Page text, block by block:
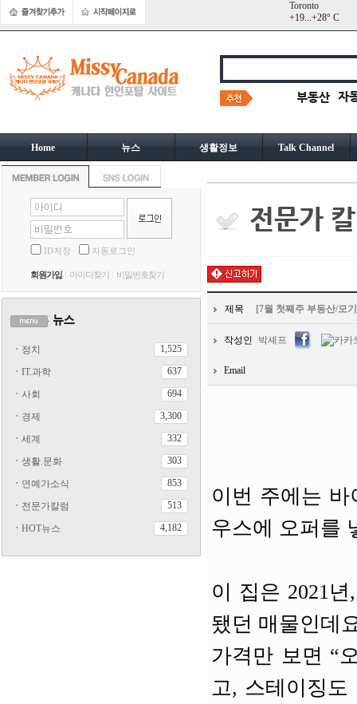
Toronto
+19...+28° C
Home 뉴스 생활정보 Talk Channel
ID저장 자동로그인
회원가입 아이디찾기 비밀번호찾기
ㆍ 정치 1,525
ㆍ IT.과학 637
ㆍ 사회 694
ㆍ 경제 3,300
ㆍ 세계 332
ㆍ 생활.문화 303
ㆍ 연예가소식 853
ㆍ 전문가칼럼 513
ㆍ HOT뉴스 4,182
제목 [7월 첫째주 부동산/모
작성인 박셰프
Email
이번 주에는
우스에 오퍼를
이 집은 2021
됐던 매물인데
가격만 보면 “
고, 스테이징